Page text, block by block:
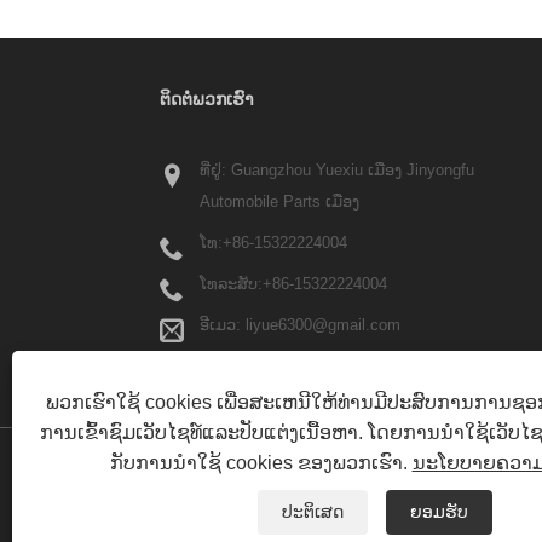
ຕິດ​ຕໍ່​ພວກ​ເຮົາ
ທີ່ຢູ່: Guangzhou Yuexiu ເມືອງ Jinyongfu
Automobile Parts ເມືອງ​
ໂທ:+86-15322224004
ໂທລະສັບ:+86-15322224004
ອີເມວ: liyue6300@gmail.com
ພວກເຮົາໃຊ້ cookies ເພື່ອສະເຫນີໃຫ້ທ່ານມີປະສົບການການຊ
ການເຂົ້າຊົມເວັບໄຊທ໌ແລະປັບແຕ່ງເນື້ອຫາ. ໂດຍການນໍາໃຊ້ເວັບໄ
ກັບການນໍາໃຊ້ cookies ຂອງພວກເຮົາ. ນະໂຍບາຍຄວາ
ປະຕິເສດ ຍອມຮັບ